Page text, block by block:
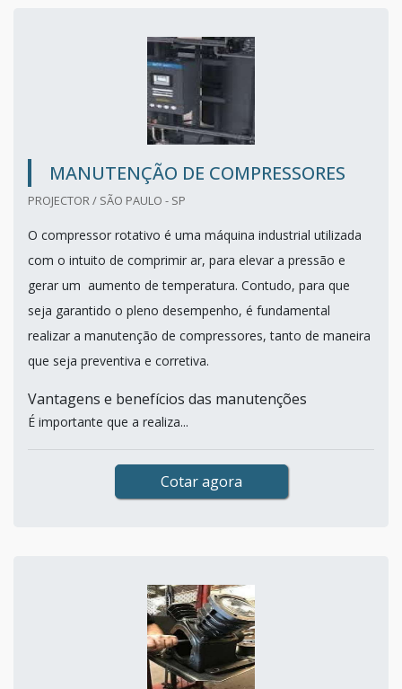
MANUTENÇÃO DE COMPRESSORES
PROJECTOR / SÃO PAULO - SP
O compressor rotativo é uma máquina industrial utilizada
com o intuito de comprimir ar, para elevar a pressão e
gerar um aumento de temperatura. Contudo, para que
seja garantido o pleno desempenho, é fundamental
realizar a manutenção de compressores, tanto de maneira
que seja preventiva e corretiva.
Vantagens e benefícios das manutenções
É importante que a realiza...
Cotar agora